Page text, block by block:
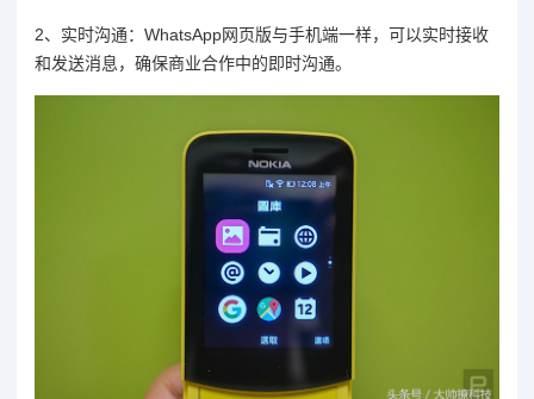
2、实时沟通：WhatsApp网页版与手机端一样，可以实时接收
和发送消息，确保商业合作中的即时沟通。